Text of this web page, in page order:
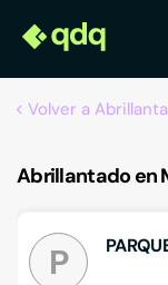
Volver a
Abrillantado en
P